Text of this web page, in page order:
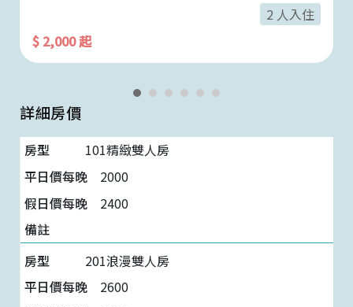
2 人入住
$ 2,000 起
詳細房價
101精緻雙人房
2000
2400
201浪漫雙人房
2600